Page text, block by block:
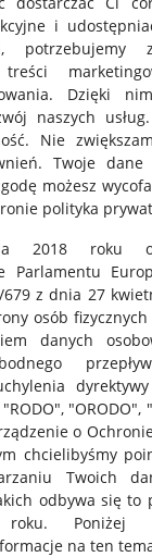
Mix
Szorty
i
potrzebujemy
treści
Dzięki
naszych
Nie
Twoje
możesz
polityka
2018 roku
Parlamentu
679 z dnia 27
osób
danych
dyrektywy
"ORODO",
o
chcielibyśmy
Twoich
odbywa się to
Poniżej
na ten